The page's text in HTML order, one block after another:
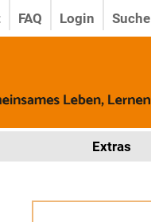
Suche
Login
FAQ
Extras